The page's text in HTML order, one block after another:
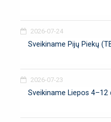
2026-07-24
Sveikiname Pijų Piekų
2026-07-23
Sveikiname Liepos 4–12